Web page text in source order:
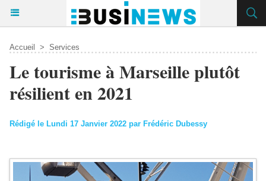
Accueil > Services
Le tourisme à Marseille plutôt
résilient en 2021
Rédigé le Lundi 17 Janvier 2022 par Frédéric Dubessy